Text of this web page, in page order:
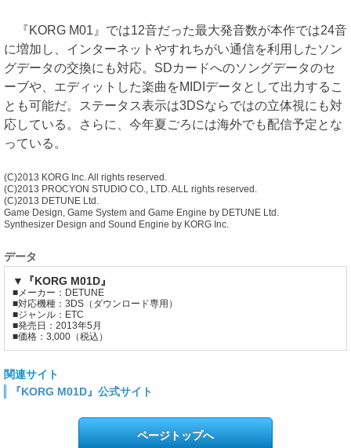
『KORG M01』では12音だった最大発音数が本作では24音
に増加し、インターネットやすれちがい通信を利用したソン
グデータの交換にも対応。SDカードへのソングデータのセ
ーブや、エディットした楽曲をMIDIデータとして出力するこ
とも可能だ。ステータス表示は3DSならではの立体視にも対
応している。さらに、今年夏ごろには海外でも配信予定とな
っている。
(C)2013 KORG Inc. All rights reserved.
(C)2013 PROCYON STUDIO CO., LTD. ALL rights reserved.
(C)2013 DETUNE Ltd.
Game Design, Game System and Game Engine by DETUNE Ltd.
Synthesizer Design and Sound Engine by KORG Inc.
データ
▼『KORG M01D』
■メーカー：DETUNE
■対応機種：3DS（ダウンロード専用）
■ジャンル：ETC
■発売日：2013年5月
■価格：3,000（税込）
関連サイト
『KORG M01D』公式サイト
ページトップへ